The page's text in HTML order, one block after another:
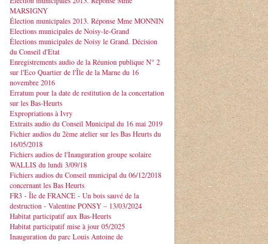
MARSIGNY
Élection municipales 2013. Réponse Mme MONNIN
Elections municipales de Noisy-le-Grand
Élections municipales de Noisy le Grand. Décision
du Conseil d'Etat
Enregistrements audio de la Réunion publique N° 2
sur l'Eco Quartier de l'Île de la Marne du 16
novembre 2016
Erratum pour la date de restitution de la concertation
sur les Bas-Heurts
Expropriations à Ivry
Extraits audio du Conseil Municipal du 16 mai 2019
Fichier audios du 2ème atelier sur les Bas Heurts du
16/05/2018
Fichiers audios de l'Inauguration groupe scolaire
WALLIS du lundi 3/09/18
Fichiers audios du Conseil municipal du 06/12/2018
concernant les Bas Heurts
FR3 - Île de FRANCE - Un bois sauvé de la
destruction - Valentine PONSY – 13/03/2024
Habitat participatif aux Bas-Heurts
Habitat participatif mise à jour 05/2025
Inauguration du parc Louis Antoine de